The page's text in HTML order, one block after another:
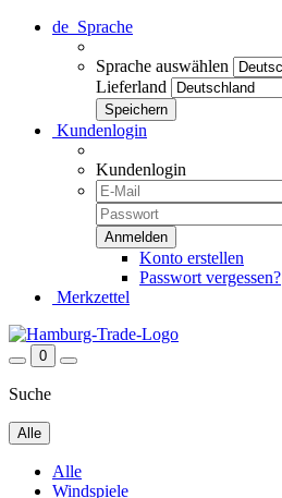
de Sprache
Sprache auswählen
Lieferland
Kundenlogin
Kundenlogin
Konto erstellen
Passwort vergessen?
Merkzettel
0
Suche
Alle
Alle
Windspiele